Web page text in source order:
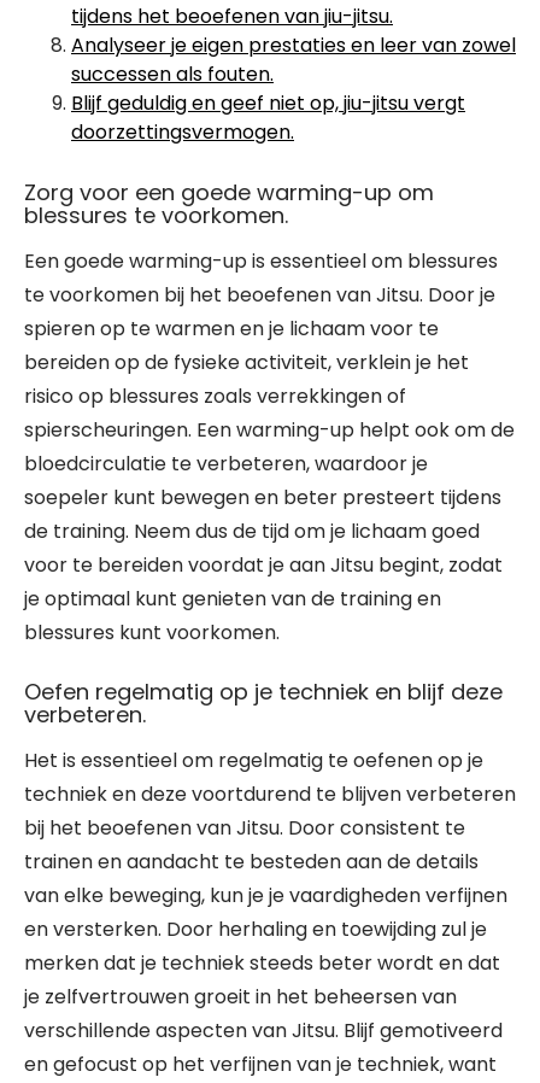
tijdens het beoefenen van jiu-jitsu.
Analyseer je eigen prestaties en leer van zowel
successen als fouten.
Blijf geduldig en geef niet op, jiu-jitsu vergt
doorzettingsvermogen.
Zorg voor een goede warming-up om
blessures te voorkomen.
Een goede warming-up is essentieel om blessures
te voorkomen bij het beoefenen van Jitsu. Door je
spieren op te warmen en je lichaam voor te
bereiden op de fysieke activiteit, verklein je het
risico op blessures zoals verrekkingen of
spierscheuringen. Een warming-up helpt ook om de
bloedcirculatie te verbeteren, waardoor je
soepeler kunt bewegen en beter presteert tijdens
de training. Neem dus de tijd om je lichaam goed
voor te bereiden voordat je aan Jitsu begint, zodat
je optimaal kunt genieten van de training en
blessures kunt voorkomen.
Oefen regelmatig op je techniek en blijf deze
verbeteren.
Het is essentieel om regelmatig te oefenen op je
techniek en deze voortdurend te blijven verbeteren
bij het beoefenen van Jitsu. Door consistent te
trainen en aandacht te besteden aan de details
van elke beweging, kun je je vaardigheden verfijnen
en versterken. Door herhaling en toewijding zul je
merken dat je techniek steeds beter wordt en dat
je zelfvertrouwen groeit in het beheersen van
verschillende aspecten van Jitsu. Blijf gemotiveerd
en gefocust op het verfijnen van je techniek, want